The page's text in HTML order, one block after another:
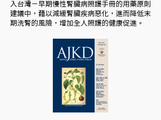
入台灣－早期慢性腎臟病照護手冊的用藥原則
建議中，藉以減緩腎臟疾病惡化，進而降低末
期洗腎的風險，增加全人照護的健康促進。